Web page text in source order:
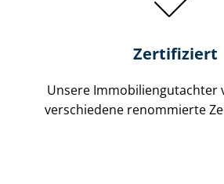
Zertifiziert
Unsere Immobilien­gutachter
verschiedene renommierte